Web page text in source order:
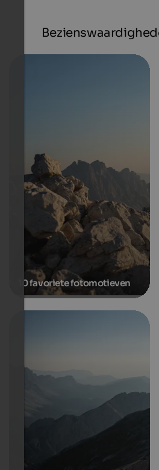
10 favoriete fotomotieven